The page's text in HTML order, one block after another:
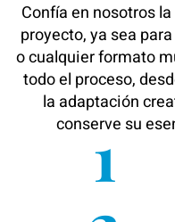
Confía en nosotros
proyecto, ya sea
o cualquier formato
todo el proceso,
la adaptación
conserve su
1